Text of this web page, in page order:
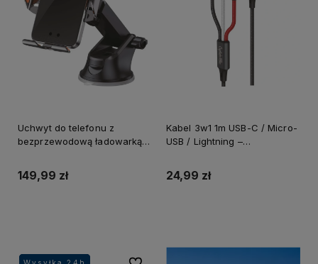
Uchwyt do telefonu z
bezprzewodową ładowarką
149,99 zł
Kabel 3w1 1m USB-C / Micro-
USB / Lightning –
24,99 zł